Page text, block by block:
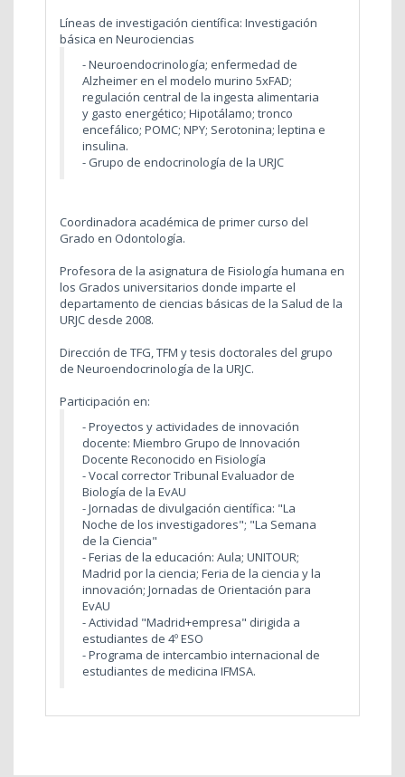
Líneas de investigación científica: Investigación
básica en Neurociencias
- Neuroendocrinología; enfermedad de
Alzheimer en el modelo murino 5xFAD;
regulación central de la ingesta alimentaria
y gasto energético; Hipotálamo; tronco
encefálico; POMC; NPY; Serotonina; leptina e
insulina.
- Grupo de endocrinología de la URJC
Coordinadora académica de primer curso del
Grado en Odontología.
Profesora de la asignatura de Fisiología humana en
los Grados universitarios donde imparte el
departamento de ciencias básicas de la Salud de la
URJC desde 2008.
Dirección de TFG, TFM y tesis doctorales del grupo
de Neuroendocrinología de la URJC.
Participación en:
- Proyectos y actividades de innovación
docente: Miembro Grupo de Innovación
Docente Reconocido en Fisiología
- Vocal corrector Tribunal Evaluador de
Biología de la EvAU
- Jornadas de divulgación científica: "La
Noche de los investigadores"; "La Semana
de la Ciencia"
- Ferias de la educación: Aula; UNITOUR;
Madrid por la ciencia; Feria de la ciencia y la
innovación; Jornadas de Orientación para
EvAU
- Actividad "Madrid+empresa" dirigida a
estudiantes de 4º ESO
- Programa de intercambio internacional de
estudiantes de medicina IFMSA.